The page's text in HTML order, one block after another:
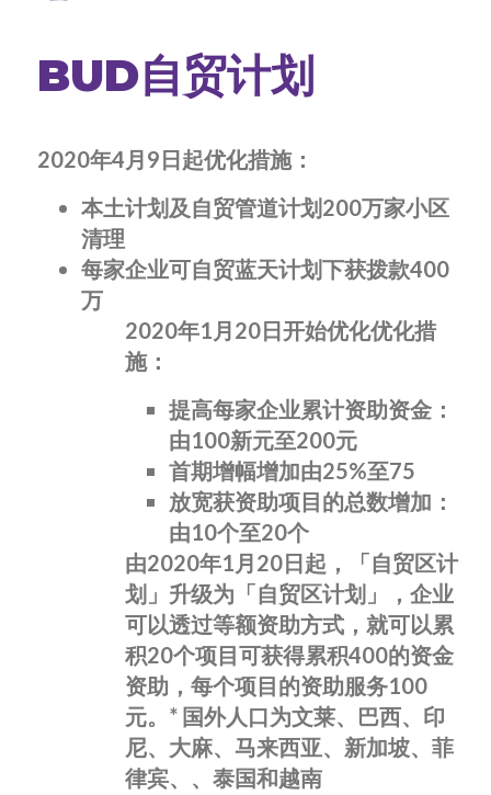
BUD自贸计划
2020年4月9日起优化措施：
本土计划及自贸管道计划200万家小区
清理
每家企业可自贸蓝天计划下获拨款400
万
2020年1月20日开始优化优化措
施：
提高每家企业累计资助资金：
由100新元至200元
首期增幅增加由25%至75
放宽获资助项目的总数增加：
由10个至20个
由2020年1月20日起，「自贸区计
划」升级为「自贸区计划」，企业
可以透过等额资助方式，就可以累
积20个项目可获得累积400的资金
资助，每个项目的资助服务100
元。* 国外人口为文莱、巴西、印
尼、大麻、马来西亚、新加坡、菲
律宾、、泰国和越南